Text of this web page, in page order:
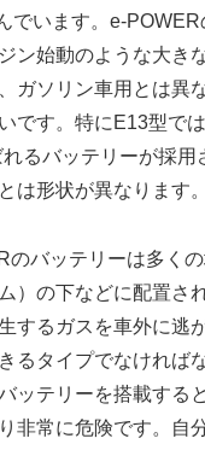
でいます。e-
ン始動のような大き
ガソリン車用とは異
です。特にE13型で
れるバッテリーが採
は形状が異なります。
のバッテリーは多く
）の下などに配置さ
するガスを車外に逃
るタイプでなければ
ッテリーを搭載する
非常に危険です。自